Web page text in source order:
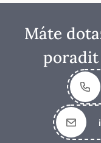
Máte
poradit